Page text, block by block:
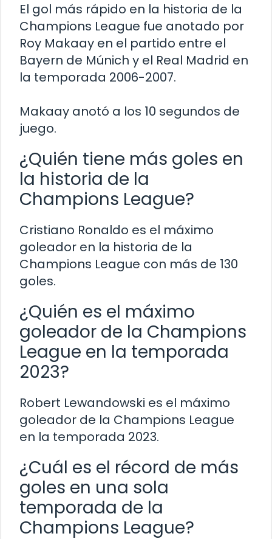
El gol más rápido en la historia de la
Champions League fue anotado por
Roy Makaay en el partido entre el
Bayern de Múnich y el Real Madrid en
la temporada 2006-2007.
Makaay anotó a los 10 segundos de
juego.
¿Quién tiene más goles en
la historia de la
Champions League?
Cristiano Ronaldo es el máximo
goleador en la historia de la
Champions League con más de 130
goles.
¿Quién es el máximo
goleador de la Champions
League en la temporada
2023?
Robert Lewandowski es el máximo
goleador de la Champions League
en la temporada 2023.
¿Cuál es el récord de más
goles en una sola
temporada de la
Champions League?